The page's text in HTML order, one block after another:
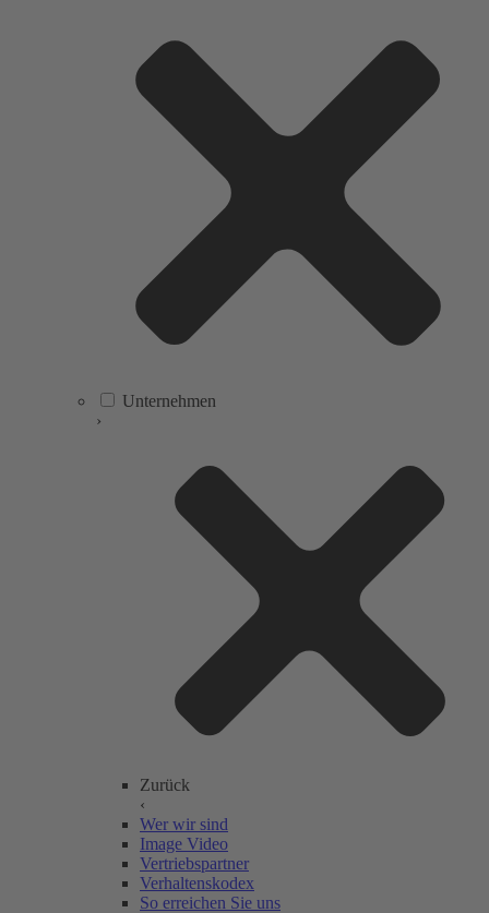
Unternehmen
›
Zurück
‹
Wer wir sind
Image Video
Vertriebspartner
Verhaltenskodex
So erreichen Sie uns